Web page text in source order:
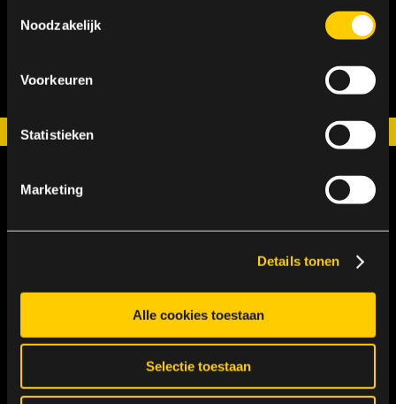
Noodzakelijk
Voorkeuren
Statistieken
Marketing
Details tonen
Alle cookies toestaan
Selectie toestaan
Dynamics 365